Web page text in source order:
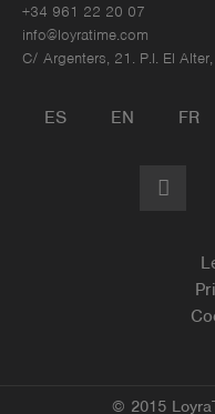
+34 961 22 20 07
info@loyratime.com
C/ Argenters, 21. P.I. El
ES EN FR
© 2015